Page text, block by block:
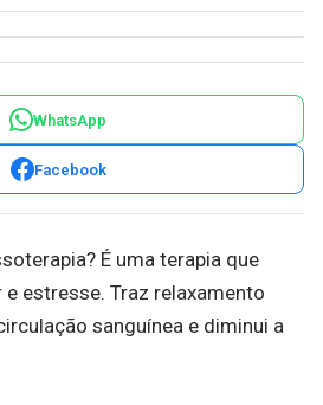
WhatsApp
Facebook
É uma terapia que
estresse. Traz relaxamento
sanguínea e diminui a